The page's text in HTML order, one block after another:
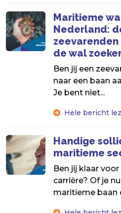
Maritieme
Nederland:
de wal
Ben jij een
naar een baan
Je bent niet...
Hele bericht
Handige
maritieme
Ben jij klaar
carrière? Of je
maritieme baan